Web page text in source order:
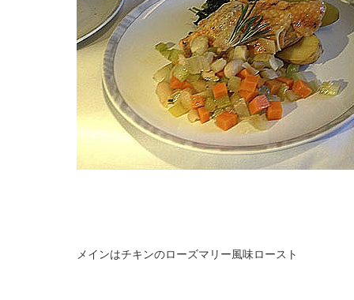
メインはチキンのローズマリー風味ロースト